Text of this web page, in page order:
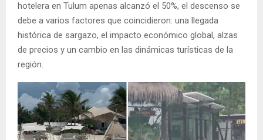
hotelera en Tulum apenas alcanzó el 50%, el descenso se
debe a varios factores que coincidieron: una llegada
histórica de sargazo, el impacto económico global, alzas
de precios y un cambio en las dinámicas turísticas de la
región.